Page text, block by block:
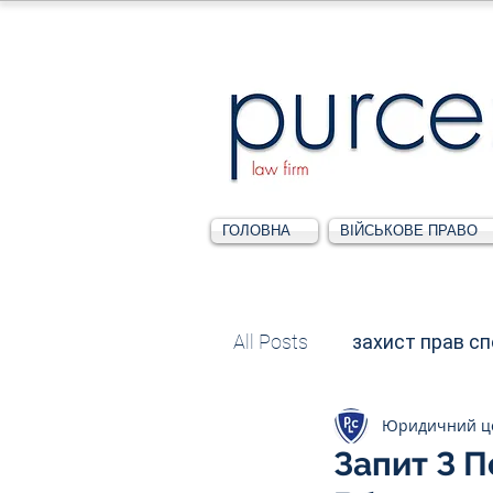
ГОЛОВНА ВІЙСЬКОВЕ ПРАВО
All Posts захист прав
Податкове
Запит З
Юридичний